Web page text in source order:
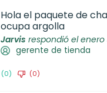
Hola el paquete de
ocupa argolla
Jarvis respondió el enero
gerente de tienda
(0) (0)